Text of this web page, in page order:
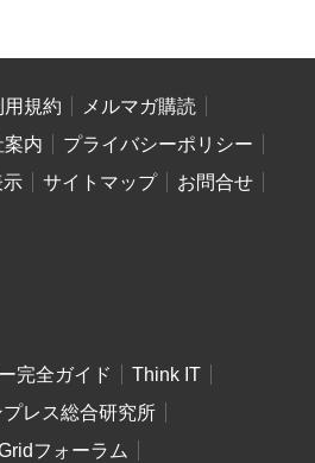
用規約
メルマガ購読
案内
プライバシーポリシー
示
サイトマップ
お問合せ
完全ガイド
Think IT
プレス総合研究所
フォーラム